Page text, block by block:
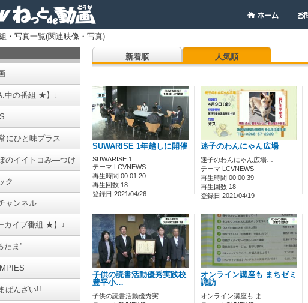
・写真一覧(関連映像・写真)
中の番組 ★】↓
にひと味プラス
のイイトコみ―つけ
ク
ャンネル
カイブ番組 ★】↓
たま”
ばんざい!!
新着順
人気順
SUWARISE 1年越しに開催
SUWARISE 1…
テーマ LCVNEWS
再生時間 00:01:20
再生回数 18
登録日 2021/04/26
迷子のわんにゃん広場
迷子のわんにゃん広場…
テーマ LCVNEWS
再生時間 00:00:39
再生回数 18
登録日 2021/04/19
子供の読書活動優秀実践校
豊平小…
子供の読書活動優秀実…
オンライン講座も まちゼミ
諏訪
オンライン講座も ま…